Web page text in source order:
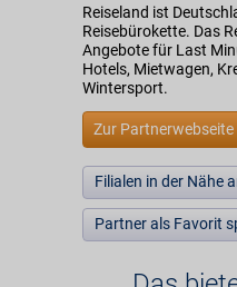
Reiseland ist
Reisebürokette. Das
Angebote für Last
Hotels, Mietwagen,
Wintersport.
Zur Partnerwebseite
Filialen in der Nähe
Partner als Favorit